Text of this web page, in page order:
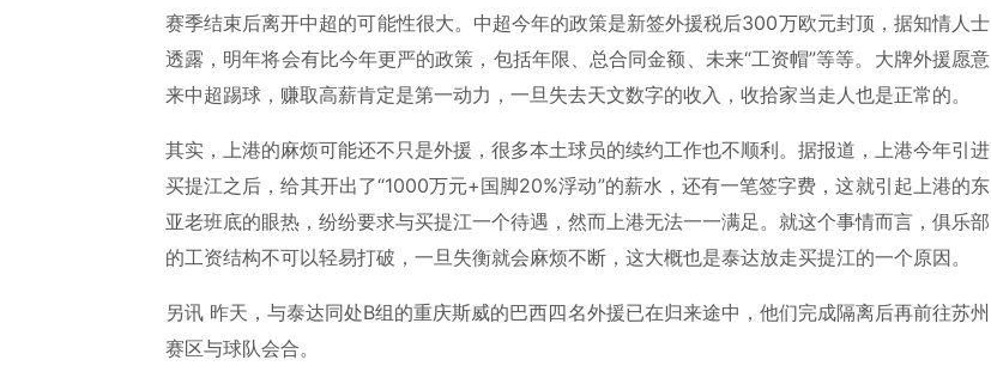
赛季结束后离开中超的可能性很大。中超今年的政策是新签外援税后300万欧元封顶，据知情人士
透露，明年将会有比今年更严的政策，包括年限、总合同金额、未来“工资帽”等等。大牌外援愿意
来中超踢球，赚取高薪肯定是第一动力，一旦失去天文数字的收入，收拾家当走人也是正常的。
其实，上港的麻烦可能还不只是外援，很多本土球员的续约工作也不顺利。据报道，上港今年引进
买提江之后，给其开出了“1000万元+国脚20%浮动”的薪水，还有一笔签字费，这就引起上港的东
亚老班底的眼热，纷纷要求与买提江一个待遇，然而上港无法一一满足。就这个事情而言，俱乐部
的工资结构不可以轻易打破，一旦失衡就会麻烦不断，这大概也是泰达放走买提江的一个原因。
另讯 昨天，与泰达同处B组的重庆斯威的巴西四名外援已在归来途中，他们完成隔离后再前往苏州
赛区与球队会合。